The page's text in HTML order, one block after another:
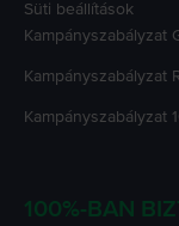
Süti beállítások
Kampányszabályzat
Kampányszabályzat
Kampányszabályzat
100%-BAN